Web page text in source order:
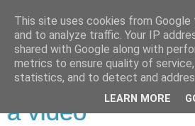
FLyFOTO
a video
This site uses cookies from
and to analyze traffic. Your IP
shared with Google along with
metrics to ensure quality of
statistics, and to detect and
LEARN MORE